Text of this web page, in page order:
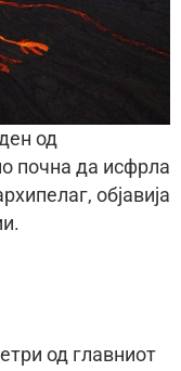
од
почна да исфрла
објавија
од главниот